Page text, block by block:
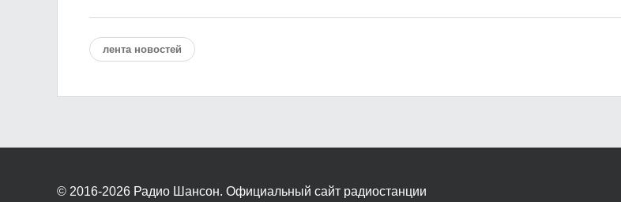
лента новостей
© 2016-2026 Радио Шансон. Официальный сайт радиостанции